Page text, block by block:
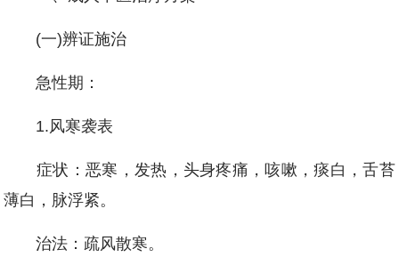
(一)辨证施治
急性期：
1.风寒袭表
症状：恶寒，发热，头身疼痛，咳嗽，痰白，舌苔
薄白，脉浮紧。
治法：疏风散寒。